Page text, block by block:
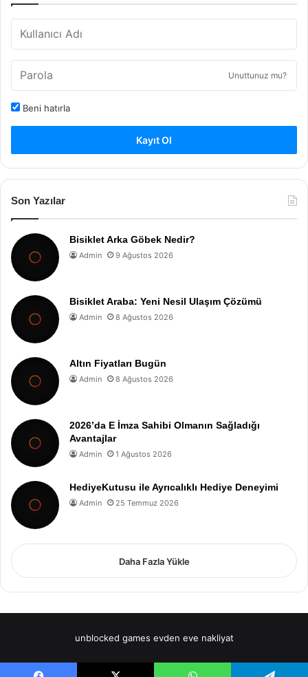
Unuttunuz mu?
Beni hatırla
Kayıt Ol
Son Yazılar
Bisiklet Arka Göbek Nedir?
Admin 9 Ağustos 2026
Bisiklet Araba: Yeni Nesil Ulaşım Çözümü
Admin 8 Ağustos 2026
Altın Fiyatları Bugün
Admin 8 Ağustos 2026
2026’da E İmza Sahibi Olmanın Sağladığı
Avantajlar
Admin 1 Ağustos 2026
HediyeKutusu ile Ayrıcalıklı Hediye Deneyimi
Admin 25 Temmuz 2026
Daha Fazla Yükle
unblocked games evden eve nakliyat